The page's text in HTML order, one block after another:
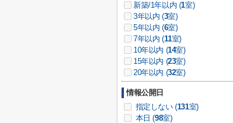
新築/1年以内 (1室)
3年以内 (3室)
5年以内 (6室)
7年以内 (11室)
10年以内 (14室)
15年以内 (23室)
20年以内 (32室)
情報公開日
指定しない (131室)
本日 (98室)